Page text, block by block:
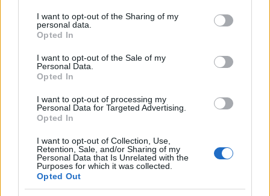
I want to opt-out of the Sharing of my
personal data.
Opted In
I want to opt-out of the Sale of my
Personal Data.
Opted In
I want to opt-out of processing my
Personal Data for Targeted Advertising.
Opted In
I want to opt-out of Collection, Use,
Retention, Sale, and/or Sharing of my
Personal Data that Is Unrelated with the
Purposes for which it was collected.
Opted Out
fateci i vostri correttivi, ma è compito della
maggioranza fare delle proposte. Noi le abbiamo
fatte e siamo pronti a discutere. Da parte nostra
c’è grande apertura per avere una legge elettorale
governabilità, chiunque vinca. Quindi è una legge
che riguarda tutti, non riguarda noi”. Poi il
vicepremier ha escluso l’idea di sistemi pensati
per non far vincere davvero nessuno: “Smentisco
qualsiasi ipotesi che si possa pensare a pareggi,
non esistono: o si vince o si perde quando c’è una